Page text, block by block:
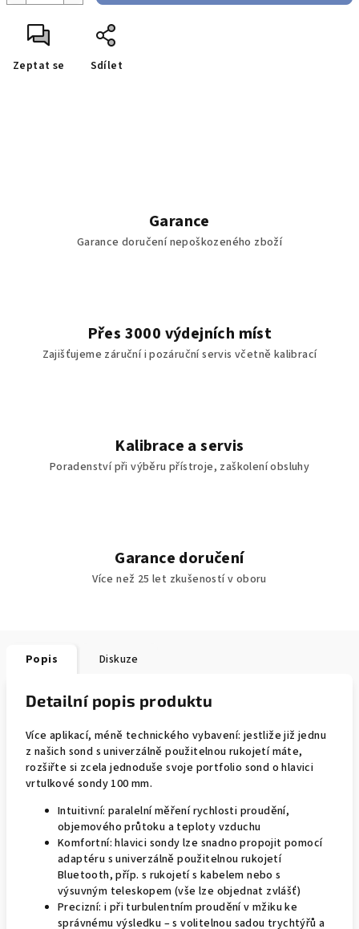
Zeptat se Sdílet
Garance
Garance doručení nepoškozeného zboží
Přes 3000 výdejních míst
Zajišťujeme záruční i pozáruční servis včetně kalibrací
Kalibrace a servis
Poradenství při výběru přístroje, zaškolení obsluhy
Garance doručení
Více než 25 let zkušeností v oboru
Popis Diskuze
Detailní popis produktu
Více aplikací, méně technického vybavení: jestliže již jednu
z našich sond s univerzálně použitelnou rukojetí máte,
rozšiřte si zcela jednoduše svoje portfolio sond o hlavici
vrtulkové sondy 100 mm.
Intuitivní: paralelní měření rychlosti proudění,
objemového průtoku a teploty vzduchu
Komfortní: hlavici sondy lze snadno propojit pomocí
adaptéru s univerzálně použitelnou rukojetí
Bluetooth, příp. s rukojetí s kabelem nebo s
výsuvným teleskopem (vše lze objednat zvlášť)
Precizní: i při turbulentním proudění v mžiku ke
správnému výsledku – s volitelnou sadou trychtýřů a